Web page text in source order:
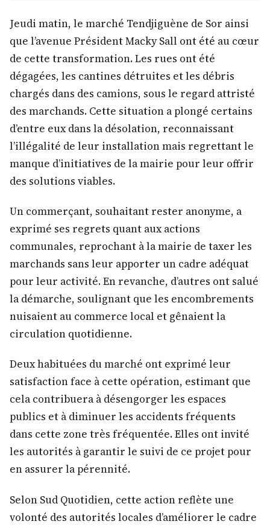
Jeudi matin, le marché Tendjiguène de Sor ainsi
que l’avenue Président Macky Sall ont été au cœur
de cette transformation. Les rues ont été
dégagées, les cantines détruites et les débris
chargés dans des camions, sous le regard attristé
des marchands. Cette situation a plongé certains
d’entre eux dans la désolation, reconnaissant
l’illégalité de leur installation mais regrettant le
manque d’initiatives de la mairie pour leur offrir
des solutions viables.
Un commerçant, souhaitant rester anonyme, a
exprimé ses regrets quant aux actions
communales, reprochant à la mairie de taxer les
marchands sans leur apporter un cadre adéquat
pour leur activité. En revanche, d’autres ont salué
la démarche, soulignant que les encombrements
nuisaient au commerce local et gênaient la
circulation quotidienne.
Deux habituées du marché ont exprimé leur
satisfaction face à cette opération, estimant que
cela contribuera à désengorger les espaces
publics et à diminuer les accidents fréquents
dans cette zone très fréquentée. Elles ont invité
les autorités à garantir le suivi de ce projet pour
en assurer la pérennité.
Selon Sud Quotidien, cette action reflète une
volonté des autorités locales d’améliorer le cadre